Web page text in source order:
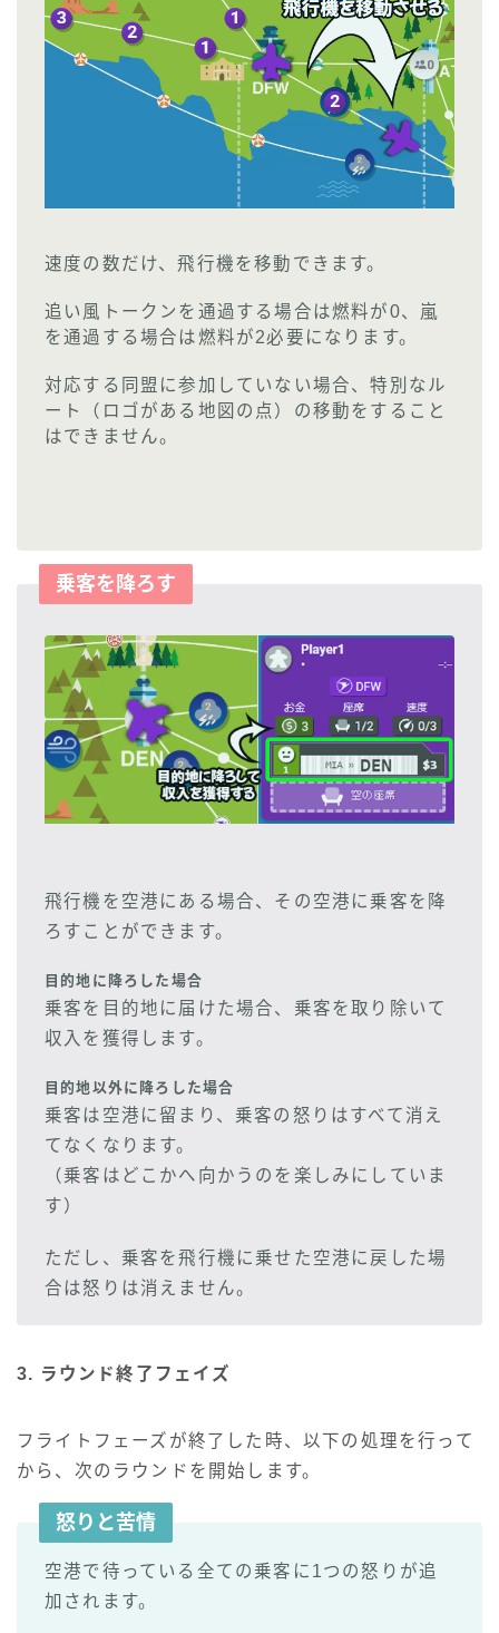
速度の数だけ、飛行機を移動できます。
追い風トークンを通過する場合は燃料が0、嵐
を通過する場合は燃料が2必要になります。
対応する同盟に参加していない場合、特別なル
ート（ロゴがある地図の点）の移動をすること
はできません。
乗客を降ろす
飛行機を空港にある場合、その空港に乗客を降
ろすことができます。
目的地に降ろした場合
乗客を目的地に届けた場合、乗客を取り除いて
収入を獲得します。
目的地以外に降ろした場合
乗客は空港に留まり、乗客の怒りはすべて消え
てなくなります。
（乗客はどこかへ向かうのを楽しみにしていま
す）
ただし、乗客を飛行機に乗せた空港に戻した場
合は怒りは消えません。
3. ラウンド終了フェイズ
フライトフェーズが終了した時、以下の処理を行って
から、次のラウンドを開始します。
怒りと苦情
空港で待っている全ての乗客に1つの怒りが追
加されます。